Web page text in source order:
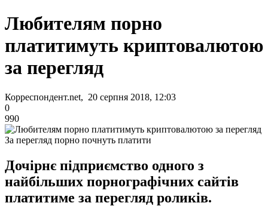
Любителям порно
платитимуть криптовалютою
за перегляд
Корреспондент.net, 20 серпня 2018, 12:03
0
990
За перегляд порно почнуть платити
Дочірнє підприємство одного з
найбільших порнографічних сайтів
платитиме за перегляд роликів.